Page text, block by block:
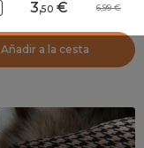
3,50 6,99
Añadir a la cesta